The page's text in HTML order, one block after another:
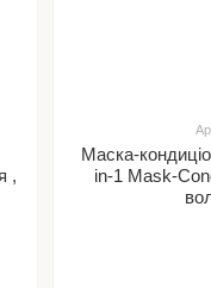
Маска-
in-1 Mask-